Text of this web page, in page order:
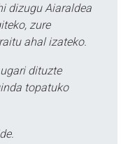
dizugu Aiaraldea
zure
ahal izateko.
dituzte
topatuko